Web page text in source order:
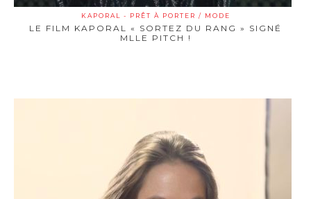
KAPORAL - PRÊT À PORTER / MODE
LE FILM KAPORAL « SORTEZ DU RANG » SIGNÉ
MLLE PITCH !